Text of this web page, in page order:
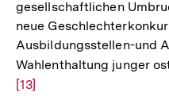
der
Fußnote
gesellschaftlichen
neue
Ausbildungsstellen-und
Wahlenthaltung junger
[13]